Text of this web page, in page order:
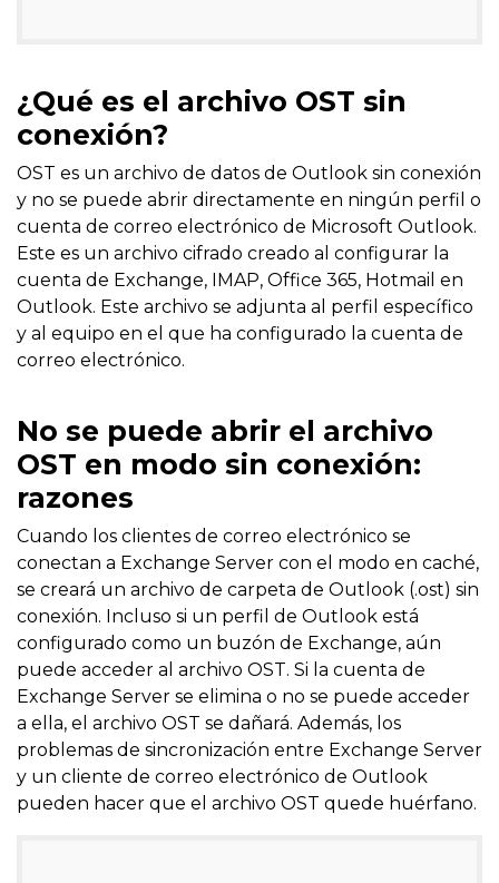
¿Qué es el archivo OST sin
conexión?
OST es un archivo de datos de Outlook sin conexión
y no se puede abrir directamente en ningún perfil o
cuenta de correo electrónico de Microsoft Outlook.
Este es un archivo cifrado creado al configurar la
cuenta de Exchange, IMAP, Office 365, Hotmail en
Outlook. Este archivo se adjunta al perfil específico
y al equipo en el que ha configurado la cuenta de
correo electrónico.
No se puede abrir el archivo
OST en modo sin conexión:
razones
Cuando los clientes de correo electrónico se
conectan a Exchange Server con el modo en caché,
se creará un archivo de carpeta de Outlook (.ost) sin
conexión. Incluso si un perfil de Outlook está
configurado como un buzón de Exchange, aún
puede acceder al archivo OST. Si la cuenta de
Exchange Server se elimina o no se puede acceder
a ella, el archivo OST se dañará. Además, los
problemas de sincronización entre Exchange Server
y un cliente de correo electrónico de Outlook
pueden hacer que el archivo OST quede huérfano.